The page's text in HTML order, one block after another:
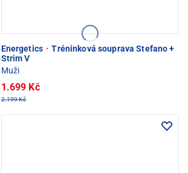
Energetics · Tréninková souprava Stefano +
Strim V
Muži
1.699 Kč
2.199 Kč